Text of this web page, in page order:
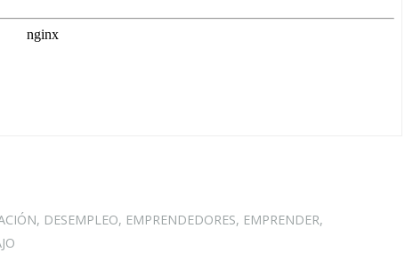
, DESEMPLEO, EMPRENDEDORES, EMPRENDER,